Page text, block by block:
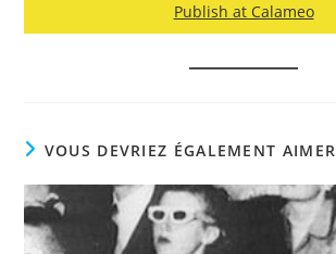
Publish at Calameo
VOUS DEVRIEZ ÉGALEMENT AIMER